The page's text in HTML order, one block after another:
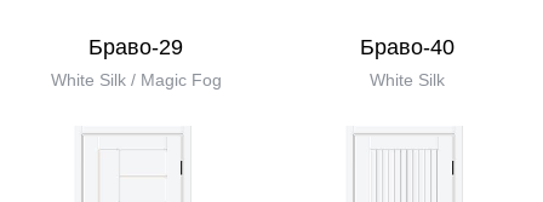
Браво-29
White Silk / Magic Fog
Браво-40
White Silk